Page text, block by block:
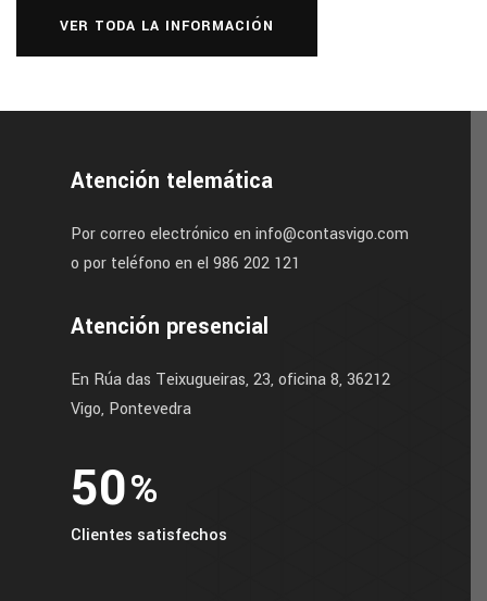
VER TODA LA INFORMACIÓN
Atención telemática
Por correo electrónico en info@contasvigo.com
o por teléfono en el 986 202 121
Atención presencial
En Rúa das Teixugueiras, 23, oficina 8, 36212
Vigo, Pontevedra
60%
Clientes satisfechos